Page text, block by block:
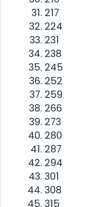
217
224
231
238
245
252
259
266
273
280
287
294
301
308
315